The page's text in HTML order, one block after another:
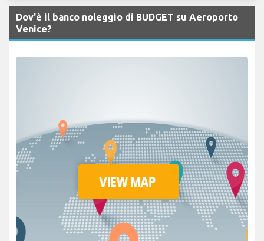
Dov'è il banco noleggio di BUDGET su Aeroporto
Venice?